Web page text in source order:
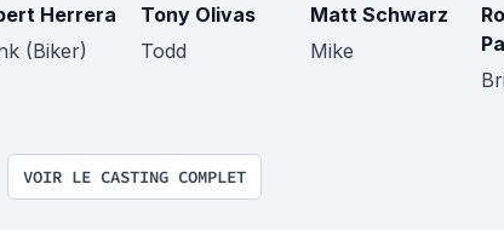
Herrera
(Biker)
Tony Olivas
Todd
Matt Schwarz
Mike
VOIR LE CASTING COMPLET